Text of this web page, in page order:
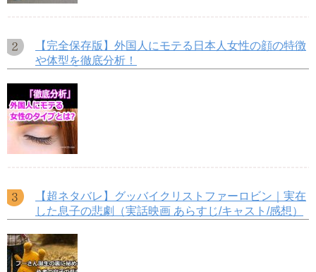
【完全保存版】外国人にモテる日本人女性の顔の特徴
や体型を徹底分析！
【超ネタバレ】グッバイクリストファーロビン｜実在
した息子の悲劇（実話映画 あらすじ/キャスト/感想）